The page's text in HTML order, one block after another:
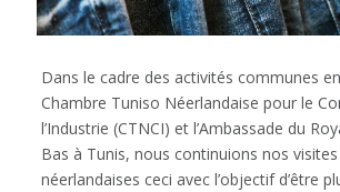
Dans le cadre des activités communes
Chambre Tuniso Néerlandaise pour le
l’Industrie (CTNCI) et l’Ambassade du
Bas à Tunis, nous continuions nos
néerlandaises ceci avec l’objectif d’être